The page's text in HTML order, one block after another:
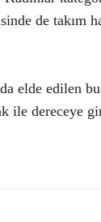
de takım
elde edilen bu
ile dereceye